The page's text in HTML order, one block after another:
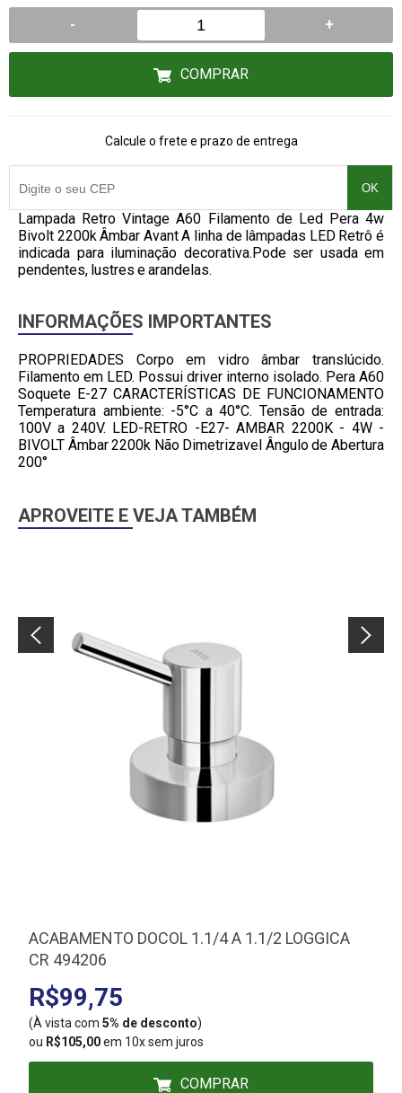
- +
COMPRAR
Calcule o frete e prazo de entrega
OK
Lampada Retro Vintage A60 Filamento de Led Pera 4w
Bivolt 2200k Âmbar Avant A linha de lâmpadas LED Retrô é
indicada para iluminação decorativa.Pode ser usada em
pendentes, lustres e arandelas.
INFORMAÇÕES IMPORTANTES
PROPRIEDADES Corpo em vidro âmbar translúcido.
Filamento em LED. Possui driver interno isolado. Pera A60
Soquete E-27 CARACTERÍSTICAS DE FUNCIONAMENTO
Temperatura ambiente: -5°C a 40°C. Tensão de entrada:
100V a 240V. LED-RETRO -E27- AMBAR 2200K - 4W -
BIVOLT Âmbar 2200k Não Dimetrizavel Ângulo de Abertura
200°
APROVEITE E VEJA TAMBÉM
ACABAMENTO DOCOL 1.1/4 A 1.1/2 LOGGICA
CR 494206
R$99,75
(À vista com 5% de desconto)
ou R$105,00em 10x sem juros
COMPRAR